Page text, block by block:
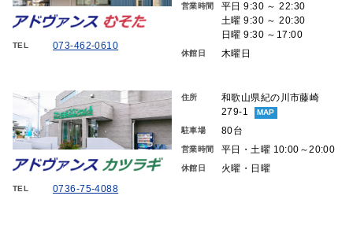
TEL 073-462-0610
営業時間
平日 9:30 ～ 22:30
土曜 9:30 ～ 20:30
日曜 9:30 ～17:00
休館日 木曜日
TEL 0736-75-4088
住所
和歌山県紀の川市藤崎
279-1
MAP
駐車場 80台
営業時間 平日・土曜 10:00～20:00
休館日 火曜・日曜